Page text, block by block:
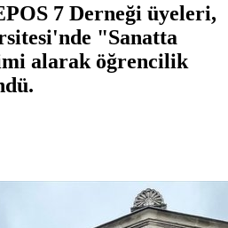
7 Derneği üyeleri,
"Sanatta
alarak öğrencilik